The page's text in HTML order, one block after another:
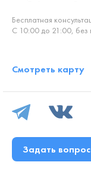
Бесплатная
С 10:00 до 21:00, без
Смотреть карту
Задать